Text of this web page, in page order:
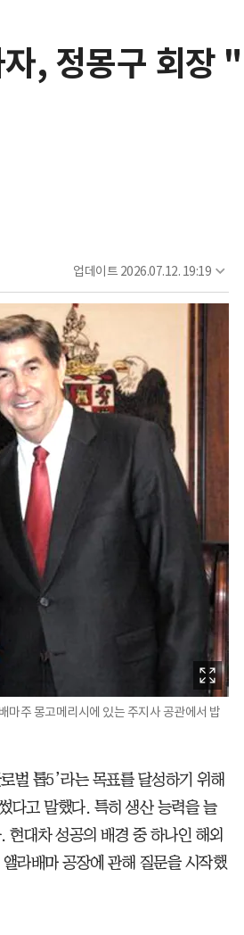
, 정몽구 회장
업데이트 2026.07.12. 19:19
주 몽고메리시에 있는 주지사 공관에서 밥
벌 톱5’라는 목표를 달성하기 위해
다고 말했다. 특히 생산 능력을 늘
현대차 성공의 배경 중 하나인 해외
라배마 공장에 관해 질문을 시작했